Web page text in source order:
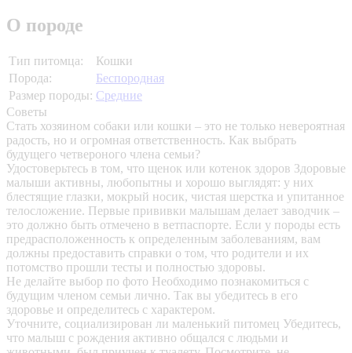
О породе
Тип питомца:
Кошки
Порода:
Беспородная
Размер породы: Средние
Советы
Стать хозяином собаки или кошки – это не только невероятная
радость, но и огромная ответственность. Как выбрать
будущего четвероного члена семьи?
Удостоверьтесь в том, что щенок или котенок здоров Здоровые
малыши активны, любопытны и хорошо выглядят: у них
блестящие глазки, мокрый носик, чистая шерстка и упитанное
телосложение. Первые прививки малышам делает заводчик –
это должно быть отмечено в ветпаспорте. Если у породы есть
предрасположенность к определенным заболеваниям, вам
должны предоставить справки о том, что родители и их
потомство прошли тесты и полностью здоровы.
Не делайте выбор по фото Необходимо познакомиться с
будущим членом семьи лично. Так вы убедитесь в его
здоровье и определитесь с характером.
Уточните, социализирован ли маленький питомец Убедитесь,
что малыш с рождения активно общался с людьми и